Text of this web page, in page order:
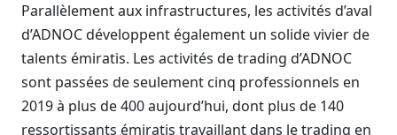
Parallèlement aux infrastructures, les activités d’aval
d’ADNOC développent également un solide vivier de
talents émiratis. Les activités de trading d’ADNOC
sont passées de seulement cinq professionnels en
2019 à plus de 400 aujourd’hui, dont plus de 140
ressortissants émiratis travaillant dans le trading en